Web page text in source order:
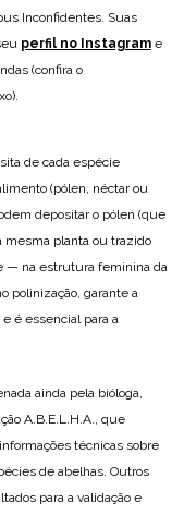
Inconfidentes. Suas
perfil no Instagram e
(confira o
de cada espécie
(pólen, néctar ou
depositar o pólen (que
planta ou trazido
— na estrutura feminina da
polinização, garante a
é essencial para a
ainda pela bióloga,
A.B.E.L.H.A., que
técnicas sobre
de abelhas. Outros
para a validação e